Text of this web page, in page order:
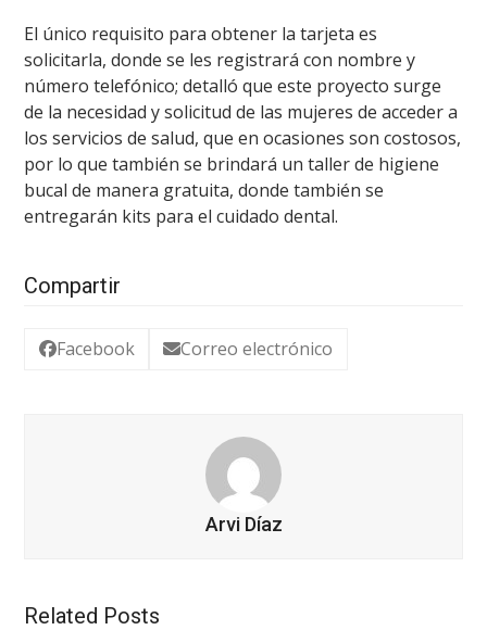
El único requisito para obtener la tarjeta es
solicitarla, donde se les registrará con nombre y
número telefónico; detalló que este proyecto surge
de la necesidad y solicitud de las mujeres de acceder a
los servicios de salud, que en ocasiones son costosos,
por lo que también se brindará un taller de higiene
bucal de manera gratuita, donde también se
entregarán kits para el cuidado dental.
Compartir
Facebook Correo electrónico
Arvi Díaz
Related Posts